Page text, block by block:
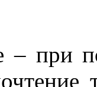
– при